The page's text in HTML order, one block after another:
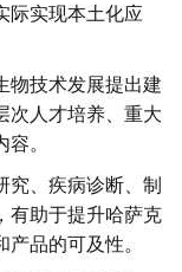
际实现本土化应
物技术发展提出建
次人才培养、重大
。
究、疾病诊断、制
有助于提升哈萨克
品的可及性。